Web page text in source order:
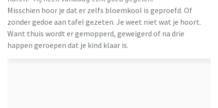
Misschien hoor je dat er zelfs bloemkool is geproefd. Of
zonder gedoe aan tafel gezeten. Je weet niet wat je hoort.
Want thuis wordt er gemopperd, geweigerd of na drie
happen geroepen dat je kind klaar is.